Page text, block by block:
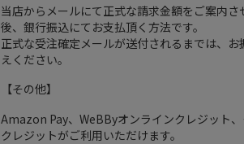
当店からメールにて正式な請求金額をご案内さ
後、銀行振込にてお支払頂く方法です。
正式な受注確定メールが送付されるまでは、お
えください。
【その他】
Amazon Pay、WeBByオンラインクレジット
クレジットがご利用いただけます。